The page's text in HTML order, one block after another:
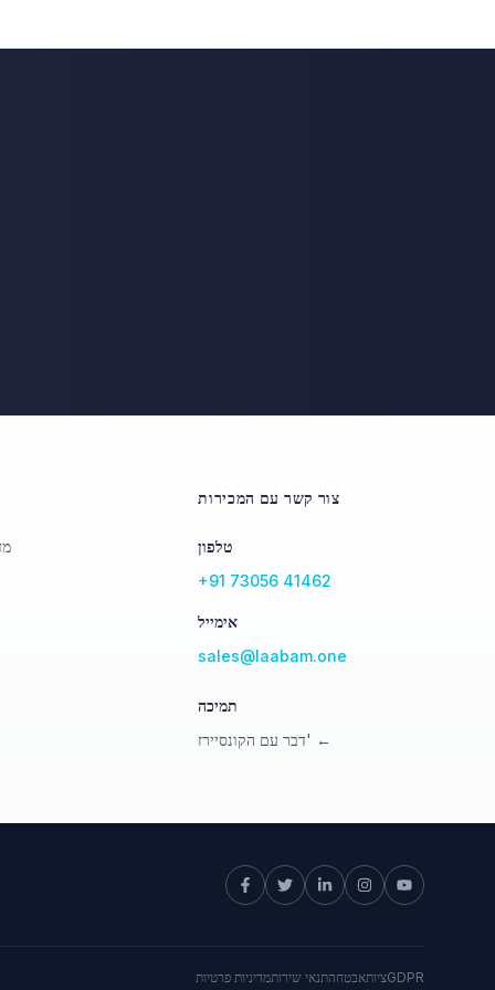
צור קשר עם המכירות
טלפון
+91 73056 41462
אימייל
sales@laabam.one
תמיכה
דבר עם הקונסיירז' ←
מדיניות פרטיותתנאי שירותאבטחהציותGDPR